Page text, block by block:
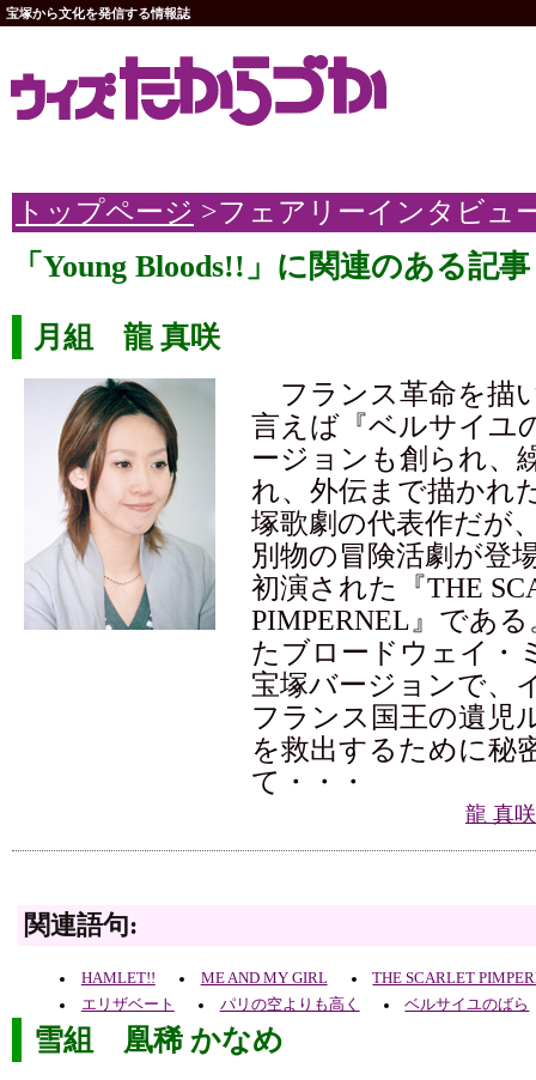
宝塚から文化を発信する情報誌
トップページ >フェアリーインタビュ
「Young Bloods!!」に関連のある記事
月組 龍 真咲
フランス革命を描
言えば『ベルサイユ
ージョンも創られ、
れ、外伝まで描かれ
塚歌劇の代表作だが
別物の冒険活劇が登
初演された『THE
PIMPERNEL』であ
たブロードウェイ・
宝塚バージョンで、
フランス国王の遺児
を救出するために秘
て・・・
龍 真
関連語句:
HAMLET!! ME AND MY GIRL
THE SCARLET
エリザベート
パリの空よりも高く ベルサイユのばら
雪組 凰稀 かなめ